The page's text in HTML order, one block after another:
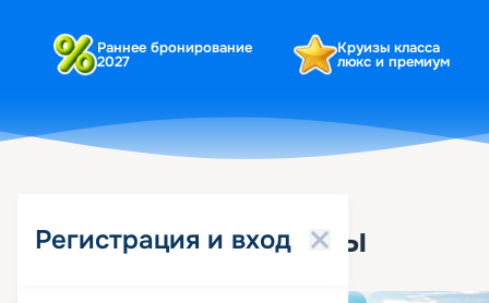
Раннее бронирование
2027
Круизы класса
люкс и премиум
Регистрация и вход
Популярные круизы